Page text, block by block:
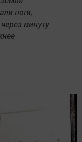
ноги,
минуту